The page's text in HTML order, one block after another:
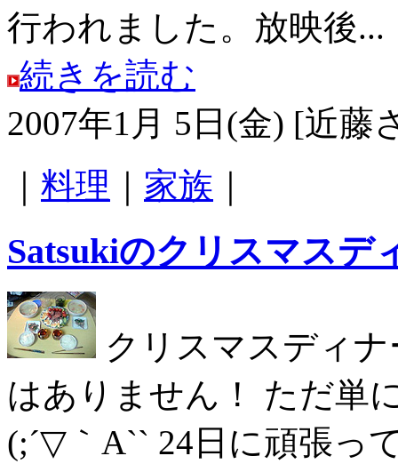
行われました。放映後...
続きを読む
2007年1月 5日(金) [近藤
料理 家族
Satsukiのクリスマスデ
クリスマスディ
はありません！ ただ単
(;´▽｀A`` 24日に